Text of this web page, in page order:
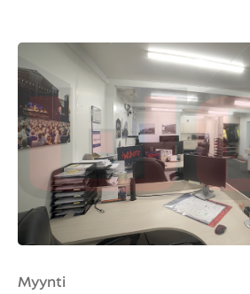
Myynti